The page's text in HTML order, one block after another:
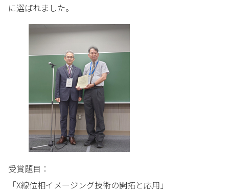
に選ばれました。
受賞題目：
「X線位相イメージング技術の開拓と応用」